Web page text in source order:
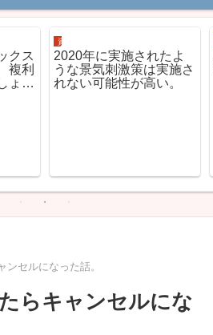
クス
複利
ょ
資産運用
2020年に実施されたよ
うな景気刺激策は実施さ
れない可能性が高い。
セルになった話。
らキャンセルにな